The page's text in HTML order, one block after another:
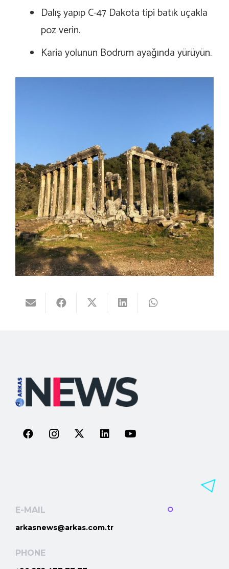
Dalış yapıp C-47 Dakota tipi batık uçakla
poz verin.
Karia yolunun Bodrum ayağında yürüyün.
E-MAIL
arkasnews@arkas.com.tr
PHONE